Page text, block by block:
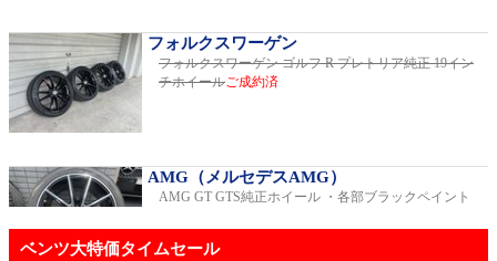
GT53 4MATIC+ ダイナミックプラスパッ
ケージご成約済
フォルクスワーゲン
フォルクスワーゲン ゴルフ R プレトリア純正 19イン
チホイールご成約済
AMG（メルセデスAMG）
AMG GT GTS純正ホイール ・各部ブラックペイント
ベンツ大特価タイムセール